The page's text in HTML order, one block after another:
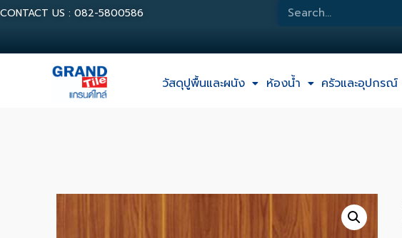
CONTACT US : 082-5800586
วัสดุปูพื้นและผนัง ห้องน้ำ ครัวและอุปกรณ์